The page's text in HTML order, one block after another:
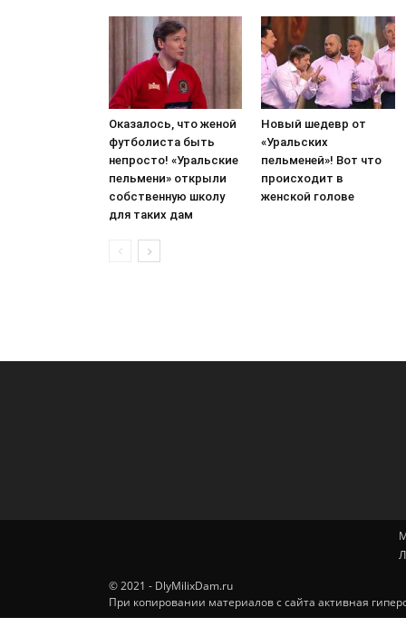
Оказалось, что женой
футболиста быть
непросто! «Уральские
пельмени» открыли
собственную школу
для таких дам
Новый шедевр от
«Уральских
пельменей»! Вот что
происходит в
женской голове
© 2021 - DlyMilixDam.ru
При копировании материалов с сайта активная